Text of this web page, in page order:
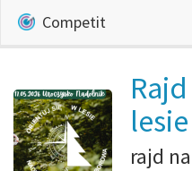
Competit
lesie
rajd